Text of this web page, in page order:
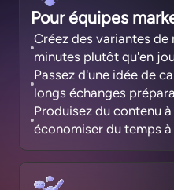
Pour équipes
Créez des variantes
minutes plutôt qu'en
Passez d'une idée de
longs échanges
Produisez du contenu
économiser du temps